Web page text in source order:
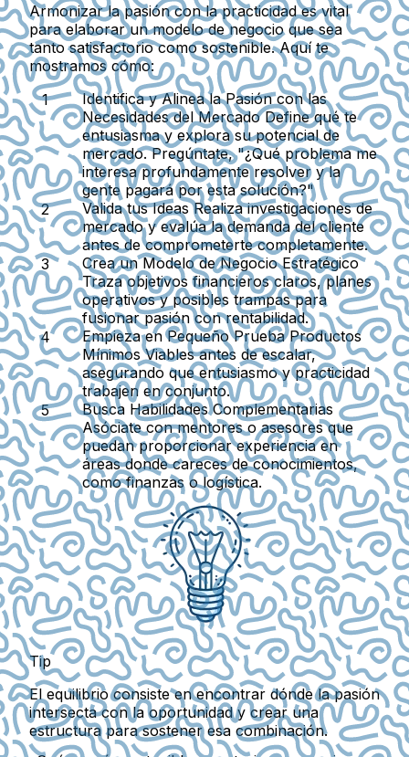
Armonizar la pasión con la practicidad es vital
para elaborar un modelo de negocio que sea
tanto satisfactorio como sostenible. Aquí te
mostramos cómo:
Identifica y Alinea la Pasión con las
Necesidades del MercadoDefine qué te
entusiasma y explora su potencial de
mercado. Pregúntate, "¿Qué problema me
interesa profundamente resolver y la
gente pagará por esta solución?"
Valida tus IdeasRealiza investigaciones de
mercado y evalúa la demanda del cliente
antes de comprometerte completamente.
Crea un Modelo de Negocio Estratégico
Traza objetivos financieros claros, planes
operativos y posibles trampas para
fusionar pasión con rentabilidad.
Empieza en PequeñoPrueba Productos
Mínimos Viables antes de escalar,
asegurando que entusiasmo y practicidad
trabajen en conjunto.
Busca Habilidades Complementarias
Asóciate con mentores o asesores que
puedan proporcionar experiencia en
áreas donde careces de conocimientos,
como finanzas o logística.
Tip
El equilibrio consiste en encontrar dónde la pasión
intersecta con la oportunidad y crear una
estructura para sostener esa combinación.